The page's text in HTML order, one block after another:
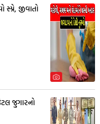
જીવાતો
જુગારનો